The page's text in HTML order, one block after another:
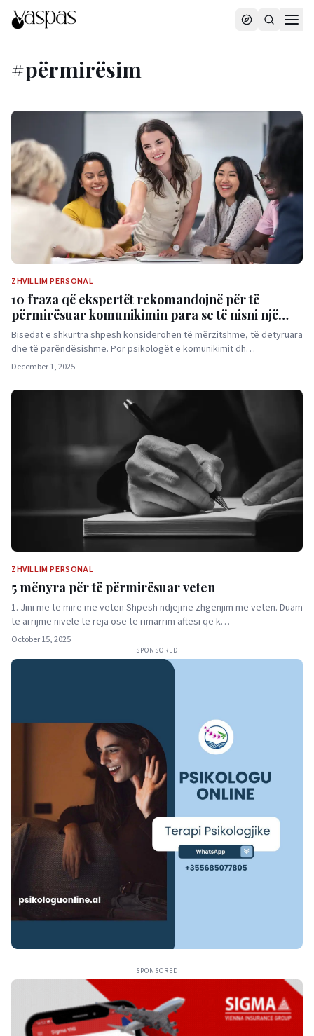
#përmirësim
ZHVILLIM PERSONAL
10 fraza që ekspertët rekomandojnë për të
përmirësuar komunikimin para se të nisni një
takim
Bisedat e shkurtra shpesh konsiderohen të mërzitshme, të detyruara
dhe të parëndësishme. Por psikologët e komunikimit dh…
December 1, 2025
ZHVILLIM PERSONAL
5 mënyra për të përmirësuar veten
1. Jini më të mirë me veten Shpesh ndjejmë zhgënjim me veten. Duam
të arrijmë nivele të reja ose të rimarrim aftësi që k…
October 15, 2025
SPONSORED
SPONSORED